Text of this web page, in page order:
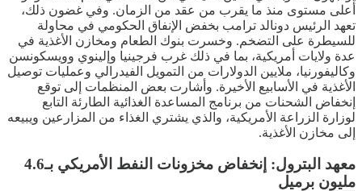
أعلى مستوى منذ ما يقرب من عقد من الزمان. وفي غضون ذلك،
تعهد الرئيس دونالد ترامب بخفض الإنفاق الحكومي في محاولة
للسيطرة على التضخم. وخسرت بنوك الطعام ومخازن الأغذية في
عدة ولايات أمريكية، بما في ذلك غرب فرجينيا وإلينوي وويسكونسن
وكاليفورنيا، ملايين الدولارات من التمويل الفيدرالي وعمليات توصيل
الأغذية في الأسابيع الأخيرة. وأشارت بعض المنظمات إلى توقع
إنخفاض الشحنات من برنامج المساعدة الغذائية الطارئة التابع
لوزارة الزراعة الأمريكية، والذي يشتري الغذاء من المزارعين ويبيعه
إلى مخازن الأغذية.
معهد البترول: إنخفاض مخزونات النفط الأمريكي بـ4.6
مليون برميل